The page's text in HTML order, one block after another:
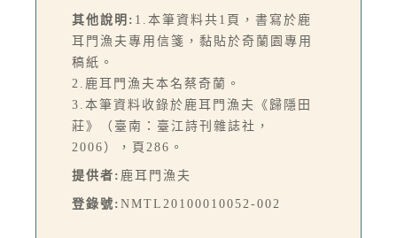
其他說明: 1.本筆資料共1頁，書寫於鹿
耳門漁夫專用信箋，黏貼於奇蘭園專用
稿紙。
2.鹿耳門漁夫本名蔡奇蘭。
3.本筆資料收錄於鹿耳門漁夫《歸隱田
莊》（臺南：臺江詩刊雜誌社，
2006），頁286。
提供者: 鹿耳門漁夫
登錄號: NMTL20100010052-002